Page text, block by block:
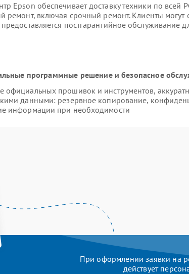
Epson обеспечивает доставку техники по всей
ремонт, включая срочный ремонт. Клиенты могут
постгарантийное обслуживание
программные решение и безопасное
официальных прошивок и инструментов,
данными: резервное копирование,
информации при необходимости
При оформлении заявки на
действует